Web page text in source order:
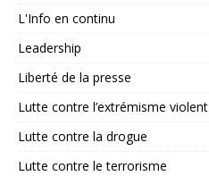
L'Info en continu
Leadership
Liberté de la presse
Lutte contre l’extrémisme violent
Lutte contre la drogue
Lutte contre le terrorisme